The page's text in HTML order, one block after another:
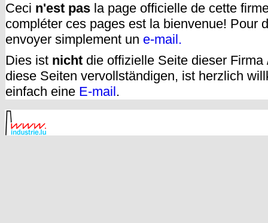
Ceci n'est pas la page officielle de cette
compléter ces pages est la bienvenue! Pour
envoyer simplement un e-mail.
Dies ist nicht die offizielle Seite dieser
diese Seiten vervollständigen, ist herzlich
einfach eine E-mail .